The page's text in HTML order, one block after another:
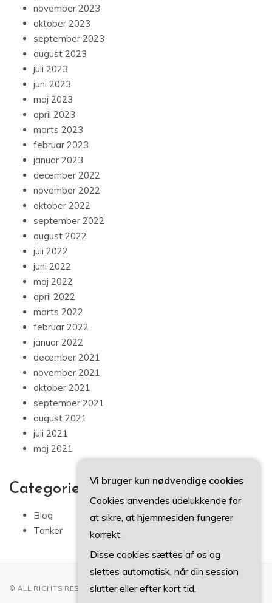
november 2023
oktober 2023
september 2023
august 2023
juli 2023
juni 2023
maj 2023
april 2023
marts 2023
februar 2023
januar 2023
december 2022
november 2022
oktober 2022
september 2022
august 2022
juli 2022
juni 2022
maj 2022
april 2022
marts 2022
februar 2022
januar 2022
december 2021
november 2021
oktober 2021
september 2021
august 2021
juli 2021
maj 2021
Categories
Blog
Tanker
© ALL RIGHTS RESERVED 2022
Vi bruger kun nødvendige cookies
Cookies anvendes udelukkende for
at sikre, at hjemmesiden fungerer
korrekt.
Disse cookies sættes af os og
slettes automatisk, når din session
slutter eller efter kort tid.